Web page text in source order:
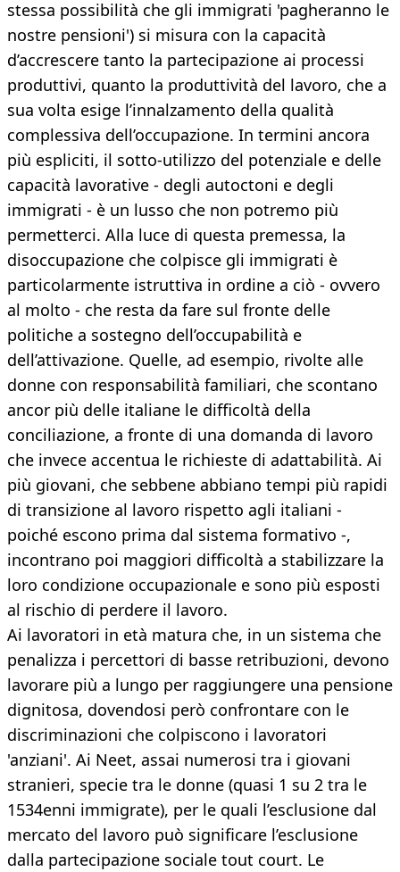
stessa possibilità che gli immigrati 'pagheranno le
nostre pensioni') si misura con la capacità
d’accrescere tanto la partecipazione ai processi
produttivi, quanto la produttività del lavoro, che a
sua volta esige l’innalzamento della qualità
complessiva dell’occupazione. In termini ancora
più espliciti, il sotto-utilizzo del potenziale e delle
capacità lavorative - degli autoctoni e degli
immigrati - è un lusso che non potremo più
permetterci. Alla luce di questa premessa, la
disoccupazione che colpisce gli immigrati è
particolarmente istruttiva in ordine a ciò - ovvero
al molto - che resta da fare sul fronte delle
politiche a sostegno dell’occupabilità e
dell’attivazione. Quelle, ad esempio, rivolte alle
donne con responsabilità familiari, che scontano
ancor più delle italiane le difficoltà della
conciliazione, a fronte di una domanda di lavoro
che invece accentua le richieste di adattabilità. Ai
più giovani, che sebbene abbiano tempi più rapidi
di transizione al lavoro rispetto agli italiani -
poiché escono prima dal sistema formativo -,
incontrano poi maggiori difficoltà a stabilizzare la
loro condizione occupazionale e sono più esposti
al rischio di perdere il lavoro.
Ai lavoratori in età matura che, in un sistema che
penalizza i percettori di basse retribuzioni, devono
lavorare più a lungo per raggiungere una pensione
dignitosa, dovendosi però confrontare con le
discriminazioni che colpiscono i lavoratori
'anziani'. Ai Neet, assai numerosi tra i giovani
stranieri, specie tra le donne (quasi 1 su 2 tra le
1534enni immigrate), per le quali l’esclusione dal
mercato del lavoro può significare l’esclusione
dalla partecipazione sociale tout court. Le